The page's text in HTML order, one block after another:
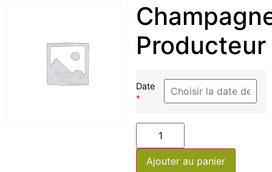
Producteur
Date
*
Ajouter au panier